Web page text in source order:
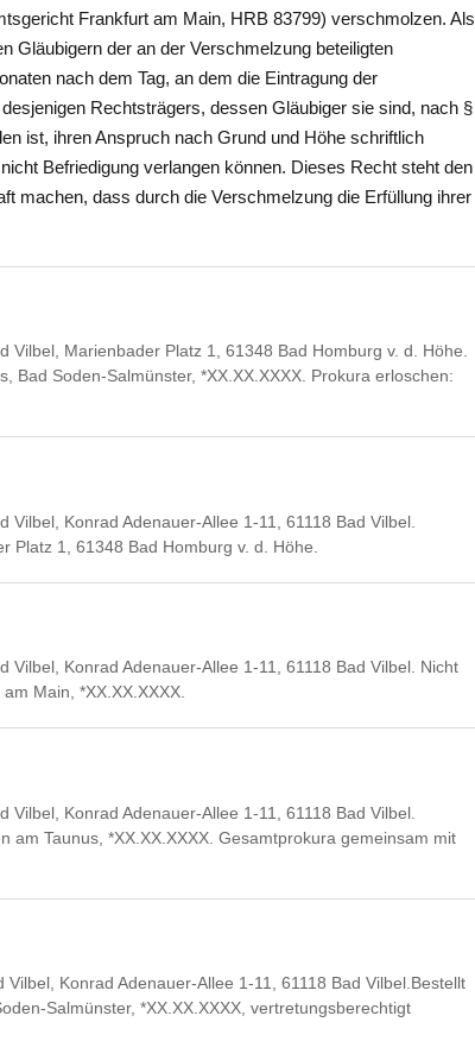
Frankfurt am Main, HRB 83799) verschmolzen. Als
Gläubigern der an der Verschmelzung beteiligten
nach dem Tag, an dem die Eintragung der
Rechtsträgers, dessen Gläubiger sie sind, nach §
ist, ihren Anspruch nach Grund und Höhe schriftlich
Befriedigung verlangen können. Dieses Recht steht den
machen, dass durch die Verschmelzung die Erfüllung ihrer
Vilbel, Marienbader Platz 1, 61348 Bad Homburg v. d. Höhe.
Bad Soden-Salmünster, *XX.XX.XXXX. Prokura erloschen:
Konrad Adenauer-Allee 1-11, 61118 Bad Vilbel.
Platz 1, 61348 Bad Homburg v. d. Höhe.
Vilbel, Konrad Adenauer-Allee 1-11, 61118 Bad Vilbel. Nicht
Main, *XX.XX.XXXX.
Konrad Adenauer-Allee 1-11, 61118 Bad Vilbel.
am Taunus, *XX.XX.XXXX. Gesamtprokura gemeinsam mit
Konrad Adenauer-Allee 1-11, 61118 Bad Vilbel.Bestellt
Salmünster, *XX.XX.XXXX, vertretungsberechtigt